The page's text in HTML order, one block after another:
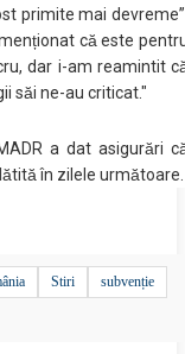
primite mai
că este
dar i-am reamintit
săi ne-au criticat."
a dat asigurări
în zilele următoare.
Stiri
subvenție